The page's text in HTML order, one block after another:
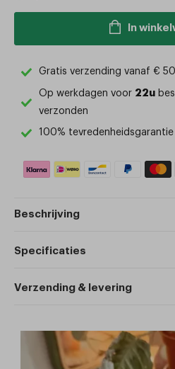
In
Gratis verzending vanaf €
Op werkdagen voor 22u
verzonden
100% tevredenheidsgarantie
Beschrijving
Specificaties
Verzending & levering